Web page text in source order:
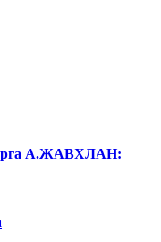
А.ЖАВХЛАН: